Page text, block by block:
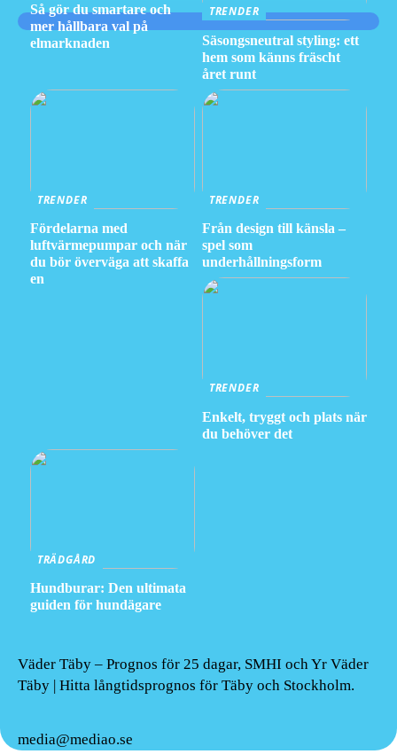
Så gör du smartare och
mer hållbara val på
elmarknaden
TRENDER
Säsongsneutral styling: ett
hem som känns fräscht
året runt
TRENDER
Fördelarna med
luftvärmepumpar och när
du bör överväga att skaffa
en
TRENDER
Från design till känsla –
spel som
underhållningsform
TRENDER
Enkelt, tryggt och plats när
du behöver det
TRÄDGÅRD
Hundburar: Den ultimata
guiden för hundägare
Väder Täby – Prognos för 25 dagar, SMHI och Yr Väder
Täby | Hitta långtidsprognos för Täby och Stockholm.
media@mediao.se